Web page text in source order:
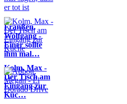
Franßen,
Wolfgang -
Einer sollte
ihm mal…
Kolm, Max -
Der Tisch am
Eingang zur
Küc…